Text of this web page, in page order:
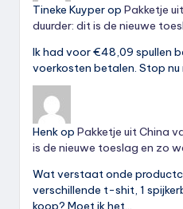
Tineke Kuyperop Pakketje
duurder: dit is de nieuwe
Ik had voor €48,09 spullen
voerkosten betalen. Stop nu
Henkop Pakketje uit China
is de nieuwe toeslag en zo
Wat verstaat onde
verschillende t-shit, 1
koop? Moet ik het…